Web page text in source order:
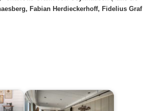
Fabian Herdieckerhoff, Fidelius Graf